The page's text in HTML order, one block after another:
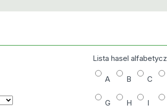
Lista hasel
A B C
G H I